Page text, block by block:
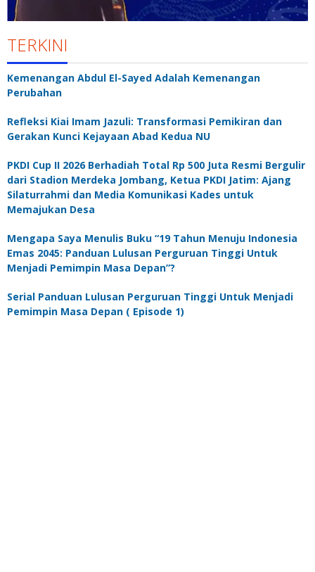
TERKINI
Kemenangan Abdul El-Sayed Adalah Kemenangan
Perubahan
Refleksi Kiai Imam Jazuli: Transformasi Pemikiran dan
Gerakan Kunci Kejayaan Abad Kedua NU
PKDI Cup II 2026 Berhadiah Total Rp 500 Juta Resmi Bergulir
dari Stadion Merdeka Jombang, Ketua PKDI Jatim: Ajang
Silaturrahmi dan Media Komunikasi Kades untuk
Memajukan Desa
Mengapa Saya Menulis Buku “19 Tahun Menuju Indonesia
Emas 2045: Panduan Lulusan Perguruan Tinggi Untuk
Menjadi Pemimpin Masa Depan”?
Serial Panduan Lulusan Perguruan Tinggi Untuk Menjadi
Pemimpin Masa Depan ( Episode 1)